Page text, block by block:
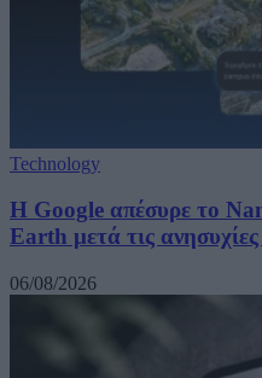
Technology
Η Google απέσυρε το
Earth μετά τις
06/08/2026